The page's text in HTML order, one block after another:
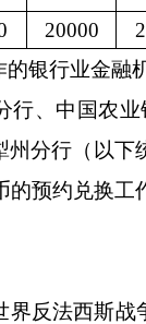
20000
的银行业金融
行、中国农
州分行（以下
的预约兑换工
界反法西斯战